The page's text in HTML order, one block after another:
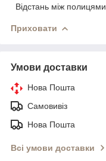
Відстань між полицями
Приховати
Умови доставки
Нова Пошта
Самовивіз
Нова Пошта
Всі умови доставки